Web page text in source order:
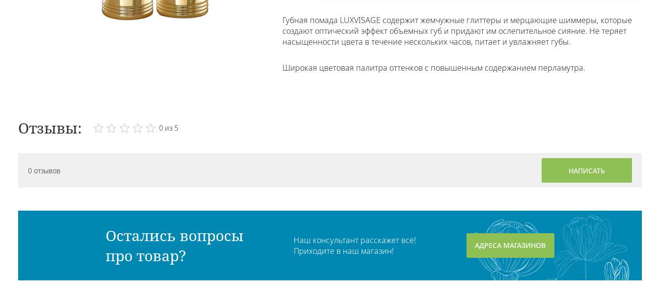
Губная помада LUXVISAGE содержит жемчужные глиттеры и мерцающие шиммеры, которые
создают оптический эффект объемных губ и придают им ослепительное сияние. Не теряет
насыщенности цвета в течение нескольких часов, питает и увлажняет губы.
Широкая цветовая палитра оттенков с повышенным содержанием перламутра.
Отзывы: 0 из 5
0 отзывов НАПИСАТЬ
Остались вопросы
про товар?
Наш консультант расскажет всё!
Приходите в наш магазин!
АДРЕСА МАГАЗИНОВ